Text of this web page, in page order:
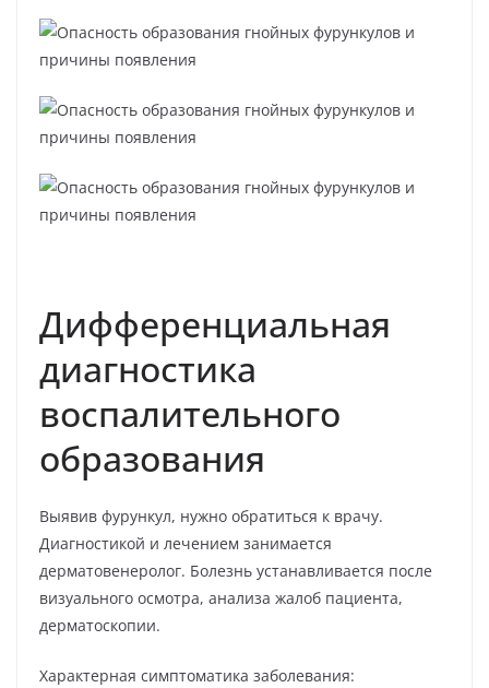
Дифференциальная
диагностика
воспалительного
образования
Выявив фурункул, нужно обратиться к врачу.
Диагностикой и лечением занимается
дерматовенеролог. Болезнь устанавливается после
визуального осмотра, анализа жалоб пациента,
дерматоскопии.
Характерная симптоматика заболевания: